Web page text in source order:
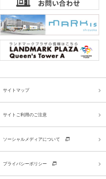
サイトマップ
サイトご利用のご注意
ソーシャルメディアについて
プライバシーポリシー